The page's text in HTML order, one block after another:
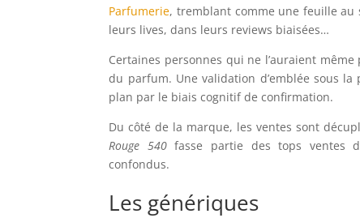
Parfumerie, tremblant comme une feuille au
leurs lives, dans leurs reviews biaisées…
Certaines personnes qui ne l’auraient
du parfum. Une validation d’emblée sous la
plan par le biais cognitif de confirmation.
Du côté de la marque, les ventes sont
Rouge 540fasse partie des tops ventes
confondus.
Les génériques